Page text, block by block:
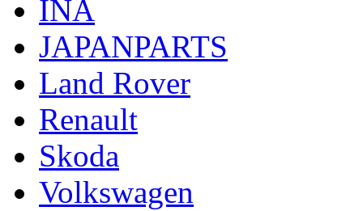
INA
JAPANPARTS
Land Rover
Renault
Skoda
Volkswagen